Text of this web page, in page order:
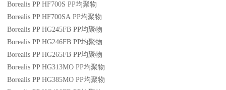
Borealis PP HF700S PP均聚物
Borealis PP HF700SA PP均聚物
Borealis PP HG245FB PP均聚物
Borealis PP HG246FB PP均聚物
Borealis PP HG265FB PP均聚物
Borealis PP HG313MO PP均聚物
Borealis PP HG385MO PP均聚物